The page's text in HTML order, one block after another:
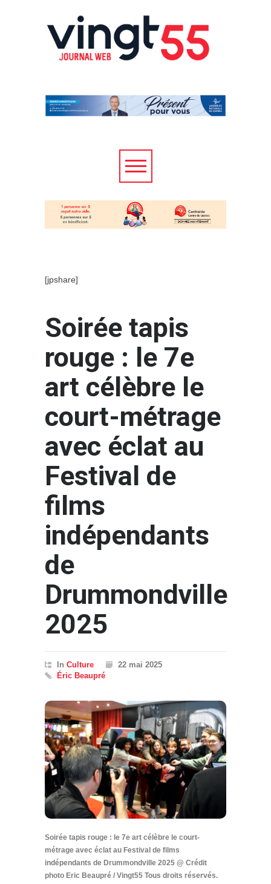
[jpshare]
Soirée tapis
rouge : le 7e
art célèbre le
court-métrage
avec éclat au
Festival de
films
indépendants
de
Drummondville
2025
In Culture
22 mai 2025
Éric Beaupré
Soirée tapis rouge : le 7e art célèbre le court-
métrage avec éclat au Festival de films
indépendants de Drummondville 2025 @ Crédit
photo Eric Beaupré / Vingt55 Tous droits réservés.